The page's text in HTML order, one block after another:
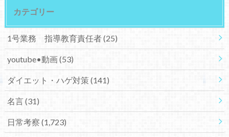
カテゴリー
1号業務 指導教育責任者(25)
youtube•動画(53)
ダイエット・ハゲ対策(141)
名言(31)
日常考察 (1,723)